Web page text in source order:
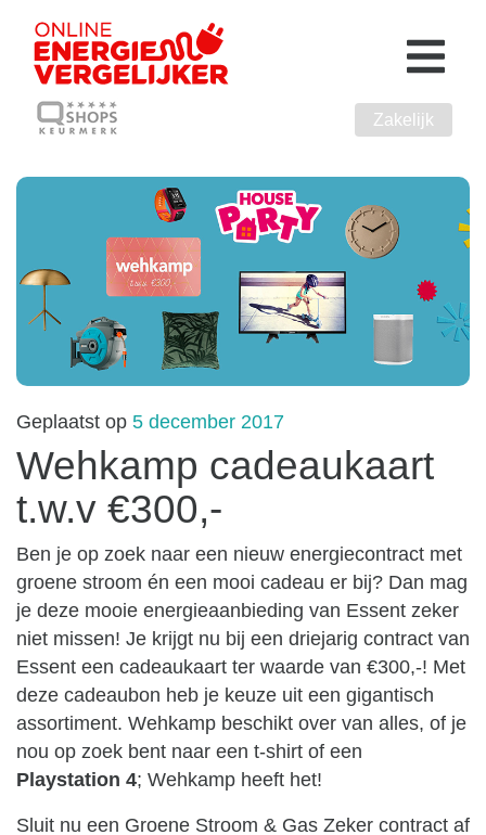
Zakelijk
Geplaatst op 5 december 2017
Wehkamp cadeaukaart
t.w.v €300,-
Ben je op zoek naar een nieuw energiecontract met
groene stroom én een mooi cadeau er bij? Dan mag
je deze mooie energieaanbieding van Essent zeker
niet missen! Je krijgt nu bij een driejarig contract van
Essent een cadeaukaart ter waarde van €300,-! Met
deze cadeaubon heb je keuze uit een gigantisch
assortiment. Wehkamp beschikt over van alles, of je
nou op zoek bent naar een t-shirt of een
Playstation 4; Wehkamp heeft het!
Sluit nu een Groene Stroom & Gas Zeker contract af